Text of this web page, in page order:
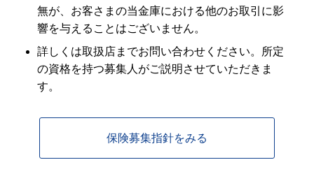
無が、お客さまの当金庫における他のお取引に影
響を与えることはございません。
詳しくは取扱店までお問い合わせください。所定
の資格を持つ募集人がご説明させていただきま
す。
保険募集指針をみる